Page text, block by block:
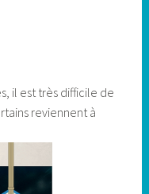
il est très difficile de
reviennent à